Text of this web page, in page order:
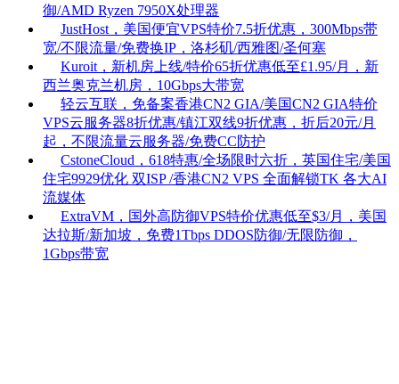
御/AMD Ryzen 7950X处理器
JustHost，美国便宜VPS特价7.5折优惠，300Mbps带
宽/不限流量/免费换IP，洛杉矶/西雅图/圣何塞
Kuroit，新机房上线/特价65折优惠低至£1.95/月，新
西兰奥克兰机房，10Gbps大带宽
轻云互联，免备案香港CN2 GIA/美国CN2 GIA特价
VPS云服务器8折优惠/镇江双线9折优惠，折后20元/月
起，不限流量云服务器/免费CC防护
CstoneCloud，618特惠/全场限时六折，英国住宅/美国
住宅9929优化 双ISP /香港CN2 VPS 全面解锁TK 各大AI
流媒体
ExtraVM，国外高防御VPS特价优惠低至$3/月，美国
达拉斯/新加坡，免费1Tbps DDOS防御/无限防御，
1Gbps带宽